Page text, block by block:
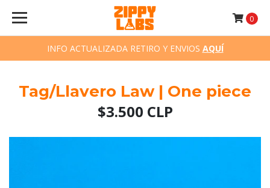
INFO ACTUALIZADA RETIRO Y ENVIOS AQUÍ
0
Tag/Llavero Law | One piece
$3.500 CLP